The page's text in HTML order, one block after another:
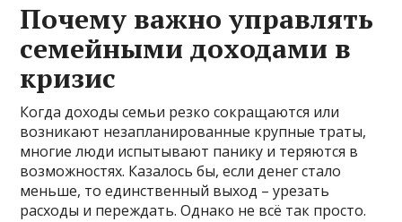
Почему важно управлять
семейными доходами в
кризис
Когда доходы семьи резко сокращаются или
возникают незапланированные крупные траты,
многие люди испытывают панику и теряются в
возможностях. Казалось бы, если денег стало
меньше, то единственный выход – урезать
расходы и переждать. Однако не всё так просто.